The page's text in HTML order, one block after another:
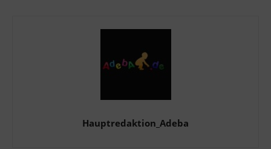
Hauptredaktion_Adeba